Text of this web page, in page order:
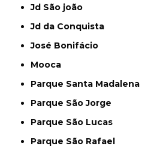
Jd São joão
Jd da Conquista
José Bonifácio
Mooca
Parque Santa Madalena
Parque São Jorge
Parque São Lucas
Parque São Rafael